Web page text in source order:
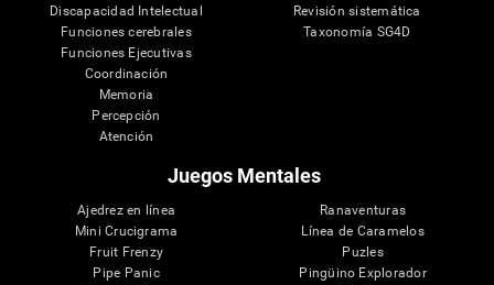
Discapacidad Intelectual
Funciones cerebrales
Funciones Ejecutivas
Coordinación
Memoria
Percepción
Atención
Revisión sistemática
Taxonomía SG4D
Juegos Mentales
Ajedrez en línea
Mini Crucigrama
Fruit Frenzy
Pipe Panic
Ranaventuras
Línea de Caramelos
Puzles
Pingüino Explorador